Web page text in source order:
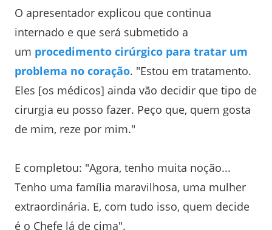
O apresentador explicou que continua
internado e que será submetido a
um procedimento cirúrgico para tratar um
problema no coração. "Estou em tratamento.
Eles [os médicos] ainda vão decidir que tipo de
cirurgia eu posso fazer. Peço que, quem gosta
de mim, reze por mim."
E completou: "Agora, tenho muita noção...
Tenho uma família maravilhosa, uma mulher
extraordinária. E, com tudo isso, quem decide
é o Chefe lá de cima".